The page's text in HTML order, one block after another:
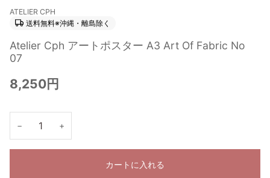
ATELIER CPH
送料無料※沖縄・離島除く
Atelier Cph アートポスター A3 Art Of Fabric No
07
8,250円
− +
カートに入れる